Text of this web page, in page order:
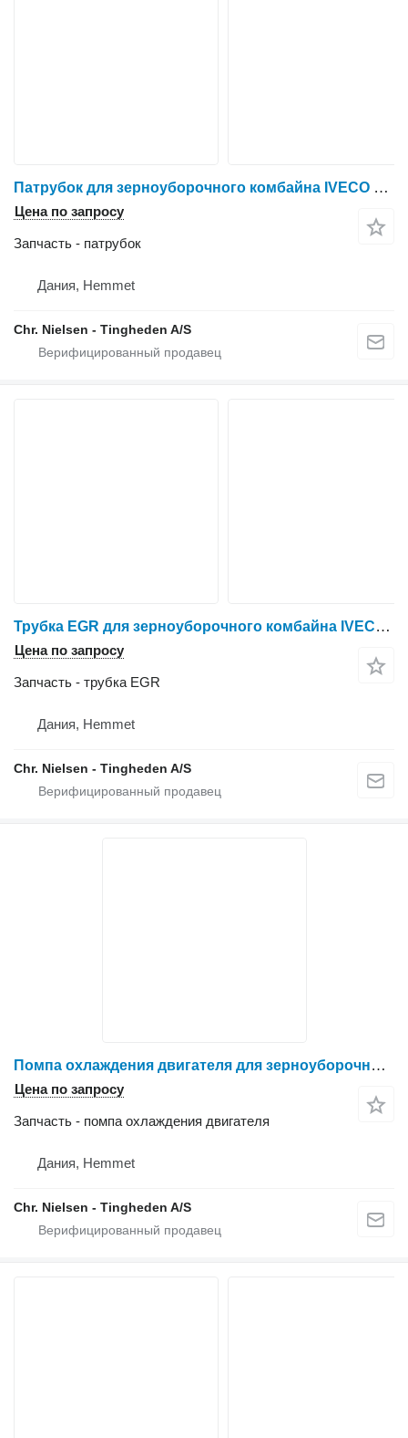
Патрубок для зерноуборочного комбайна IVECO 8361 SRE 11
Цена по запросу
Запчасть - патрубок
Дания, Hemmet
Chr. Nielsen - Tingheden A/S
Трубка EGR для зерноуборочного комбайна IVECO 8361 SRE 11
Цена по запросу
Запчасть - трубка EGR
Дания, Hemmet
Chr. Nielsen - Tingheden A/S
Помпа охлаждения двигателя для зерноуборочного комбайна IVECO 8361 SRE 11
Цена по запросу
Запчасть - помпа охлаждения двигателя
Дания, Hemmet
Chr. Nielsen - Tingheden A/S